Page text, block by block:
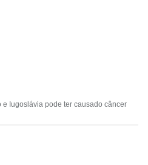
Iugoslávia pode ter causado câncer